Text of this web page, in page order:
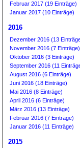
Februar 2017 (19 Einträge)
Januar 2017 (10 Einträge)
2016
Dezember 2016 (13
November 2016 (7 Einträge)
Oktober 2016 (3 Einträge)
September 2016 (11
August 2016 (6 Einträge)
Juni 2016 (18 Einträge)
Mai 2016 (8 Einträge)
April 2016 (6 Einträge)
März 2016 (13 Einträge)
Februar 2016 (7 Einträge)
Januar 2016 (11 Einträge)
2015